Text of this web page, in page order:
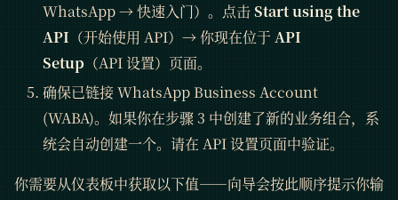
WhatsApp → 快速入门）。点击Start using the
API （开始使用 API）→ 你现在位于API
Setup （API 设置）页面。
确保已链接 WhatsApp Business Account
(WABA)。如果你在步骤 3 中创建了新的业务组合，系
统会自动创建一个。请在 API 设置页面中验证。
你需要从仪表板中获取以下值——向导会按此顺序提示你输